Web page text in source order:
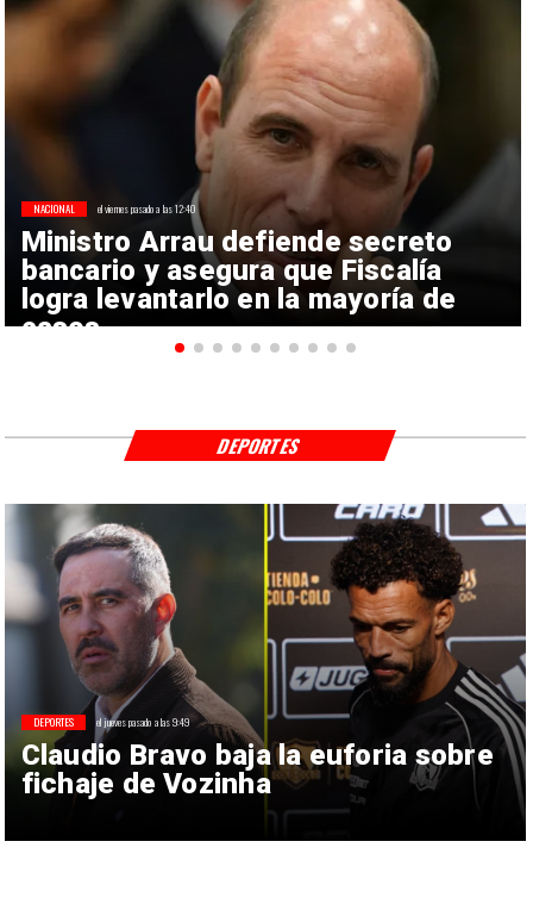
Ministro Arrau defiende secreto
bancario y asegura que Fiscalía
logra levantarlo en la mayoría de
casos
NACIONAL el viernes pasado a las 12:40
Claudio Bravo baja la euforia sobre
fichaje de Vozinha
DEPORTES el jueves pasado a las 9:49
DEPORTES